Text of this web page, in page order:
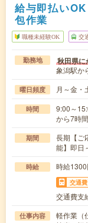
給与即払い
包作業
職種未経験OK 交
勤務地 秋田県に
象潟駅か
曜日頻度 月～金
時間
9:00～
から7時間
期間
長期【ご
能】即日
時給 時給1300
交通費
交通費支
仕事内容
軽作業（